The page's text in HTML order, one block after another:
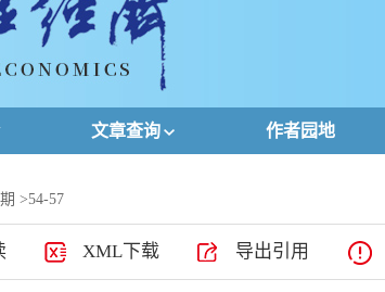
文章查询
高级查询
作者园地
>54-57
XML下载 导出引用